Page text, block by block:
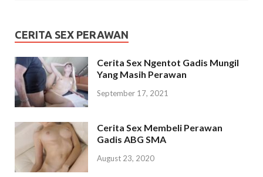
CERITA SEX PERAWAN
Cerita Sex Ngentot Gadis Mungil
Yang Masih Perawan
September 17, 2021
Cerita Sex Membeli Perawan
Gadis ABG SMA
August 23, 2020